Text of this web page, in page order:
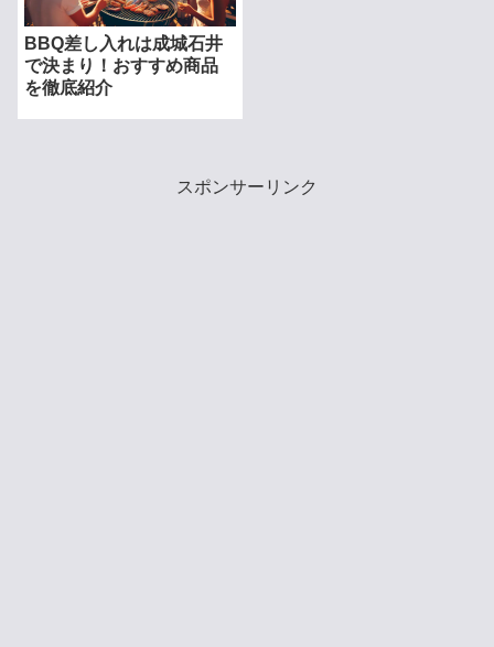
BBQ差し入れは成城石井
で決まり！おすすめ商品
を徹底紹介
スポンサーリンク